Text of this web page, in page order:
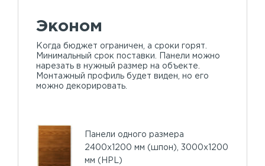
Эконом
Когда бюджет ограничен, а сроки горят.
Минимальный срок поставки. Панели можно
нарезать в нужный размер на объекте.
Монтажный профиль будет виден, но его
можно декорировать.
Панели одного размера
2400х1200 мм (шпон), 3000х1200
мм (HPL)